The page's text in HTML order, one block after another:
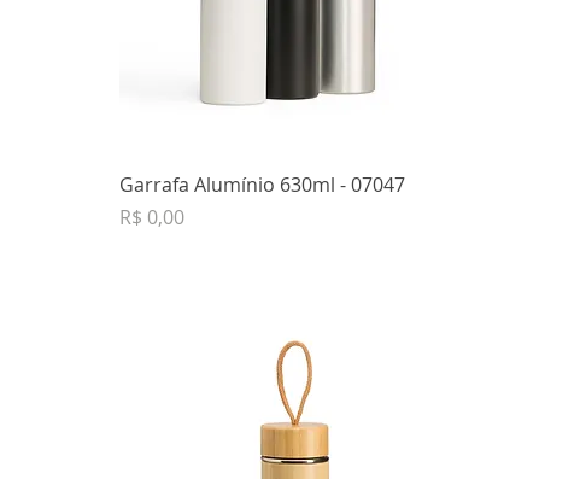
Garrafa Alumínio 630ml - 07047
Preço
R$ 0,00